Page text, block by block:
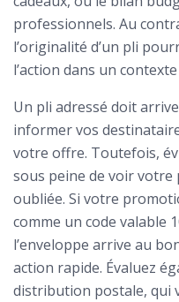
professionnels. Au
l’originalité d’un pli
l’action dans un
Un pli adressé doit
informer vos
votre offre. Toutefois,
sous peine de voir
oubliée. Si votre
comme un code valable
l’enveloppe arrive au
action rapide. Évaluez
distribution postale, qui